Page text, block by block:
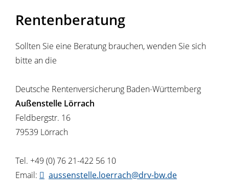
Rentenberatung
Sollten Sie eine Beratung brauchen, wenden Sie sich
bitte an die
Deutsche Rentenversicherung Baden-Württemberg
Außenstelle Lörrach
Feldbergstr. 16
79539 Lörrach
Tel. +49 (0) 76 21-422 56 10
Email:
aussenstelle.loerrach@drv-bw.de